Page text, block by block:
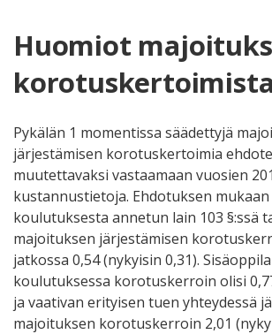
Huomiot
korotuskertoimista
Pykälän 1 momentissa säädettyjä
järjestämisen korotuskertoimia
muutettavaksi vastaamaan vuosien
kustannustietoja. Ehdotuksen
koulutuksesta annetun lain 103 §:ssä
majoituksen järjestämisen
jatkossa 0,54 (nykyisin 0,31).
koulutuksessa korotuskerroin olisi
ja vaativan erityisen tuen yhteydessä
majoituksen korotuskerroin 2,01